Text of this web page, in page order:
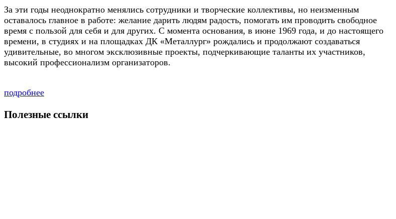
За эти годы неоднократно менялись сотрудники и творческие коллективы, но неизменным
оставалось главное в работе: желание дарить людям радость, помогать им проводить свободное
время с пользой для себя и для других. С момента основания, в июне 1969 года, и до настоящего
времени, в студиях и на площадках ДК «Металлург» рождались и продолжают создаваться
удивительные, во многом эксклюзивные проекты, подчеркивающие таланты их участников,
высокий профессионализм организаторов.
подробнее
Полезные ссылки